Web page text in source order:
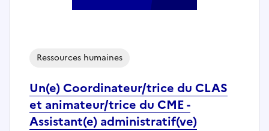
Un(e) Coordinateur/trice du CLAS
et animateur/trice du CME -
Assistant(e) administratif(ve)
Ressources humaines